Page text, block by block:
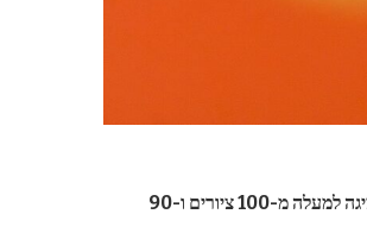
המוזיאון הלאומי בגדנסק מציג את עבודותיו של וויצ'יץ' פנגור. התערוכה 'פנגור: מעבר לתמונה' מציגה למעלה מ-100 ציורים ו-90